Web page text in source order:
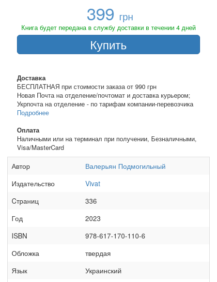
399 грн
Книга будет передана в службу доставки в течении 4 дней
Купить
Доставка
БЕСПЛАТНАЯ при стоимости заказа от 990 грн
Новая Почта на отделение/почтомат и доставка курьером;
Укрпочта на отделение - по тарифам компании-перевозчика
Подробнее
Оплата
Наличными или на терминал при получении, Безналичными,
Visa/MasterCard
Автор
Валерьян Подмогильный
Издательство
Vivat
Cтраниц
336
Год
2023
ISBN
978-617-170-110-6
Обложка
твердая
Язык
Украинский